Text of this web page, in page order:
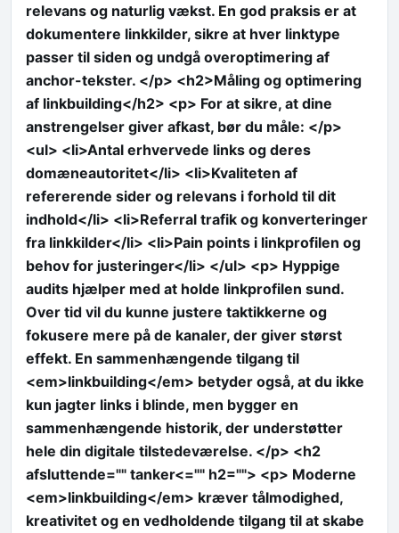
relevans og naturlig vækst. En god praksis er at
dokumentere linkkilder, sikre at hver linktype
passer til siden og undgå overoptimering af
anchor-tekster. </p> <h2>Måling og optimering
af linkbuilding</h2> <p> For at sikre, at dine
anstrengelser giver afkast, bør du måle: </p>
<ul> <li>Antal erhvervede links og deres
domæneautoritet</li> <li>Kvaliteten af
refererende sider og relevans i forhold til dit
indhold</li> <li>Referral trafik og konverteringer
fra linkkilder</li> <li>Pain points i linkprofilen og
behov for justeringer</li> </ul> <p> Hyppige
audits hjælper med at holde linkprofilen sund.
Over tid vil du kunne justere taktikkerne og
fokusere mere på de kanaler, der giver størst
effekt. En sammenhængende tilgang til
<em>linkbuilding</em> betyder også, at du ikke
kun jagter links i blinde, men bygger en
sammenhængende historik, der understøtter
hele din digitale tilstedeværelse. </p> <h2
afsluttende="" tanker<="" h2=""> <p> Moderne
<em>linkbuilding</em> kræver tålmodighed,
kreativitet og en vedholdende tilgang til at skabe